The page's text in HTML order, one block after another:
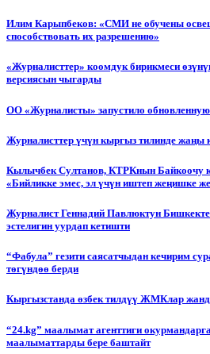
Илим Карыпбеков: «СМИ не обучены
способствовать их разрешению»
«Журналисттер» коомдук бирикмеси
версиясын чыгарды
ОО «Журналисты» запустило
Журналисттер үчүн кыргыз тилинде жаңы
Кылычбек Султанов, КТРКнын Байкоочу
«Бийликке эмес, эл үчүн иштеп жеңишке
Журналист Геннадий Павлюктун
эстелигин уурдап кетишти
“Фабула” гезити саясатчыдан кечирим
төгүндөө берди
Кыргызстанда өзбек тилдүү ЖМКлар
“24.kg” маалымат агенттиги
маалыматтарды бере баштайт